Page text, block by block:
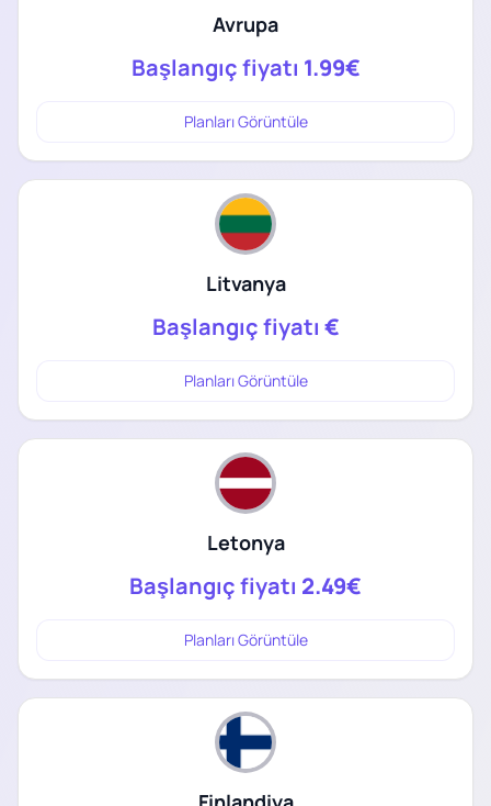
Avrupa
Başlangıç fiyatı 1.99€
Planları Görüntüle
Litvanya
Başlangıç fiyatı €
Planları Görüntüle
Letonya
Başlangıç fiyatı 2.49€
Planları Görüntüle